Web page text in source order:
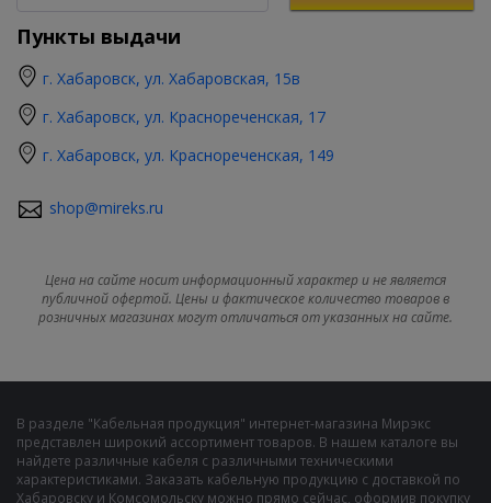
Пункты выдачи
г. Хабаровск, ул. Хабаровская, 15в
г. Хабаровск, ул. Краснореченская, 17
г. Хабаровск, ул. Краснореченская, 149
shop@mireks.ru
Цена на сайте носит информационный характер и не является
публичной офертой. Цены и фактическое количество товаров в
розничных магазинах могут отличаться от указанных на сайте.
В разделе "Кабельная продукция" интернет-магазина Мирэкс
представлен широкий ассортимент товаров. В нашем каталоге вы
найдете различные кабеля с различными техническими
характеристиками. Заказать кабельную продукцию с доставкой по
Хабаровску и Комсомольску можно прямо сейчас, оформив покупку